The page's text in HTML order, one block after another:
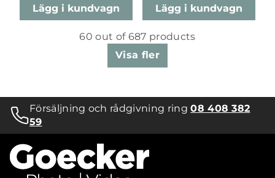
Lägg i kundvagn Lägg i kundvagn
60 out of 687 products
Visa fler
Försäljning och rådgivning ring08 408 382
59